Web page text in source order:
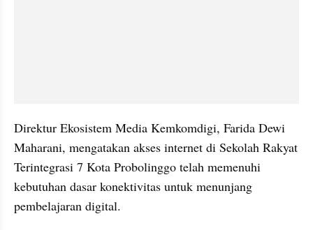
Direktur Ekosistem Media Kemkomdigi, Farida Dewi
Maharani, mengatakan akses internet di Sekolah Rakyat
Terintegrasi 7 Kota Probolinggo telah memenuhi
kebutuhan dasar konektivitas untuk menunjang
pembelajaran digital.